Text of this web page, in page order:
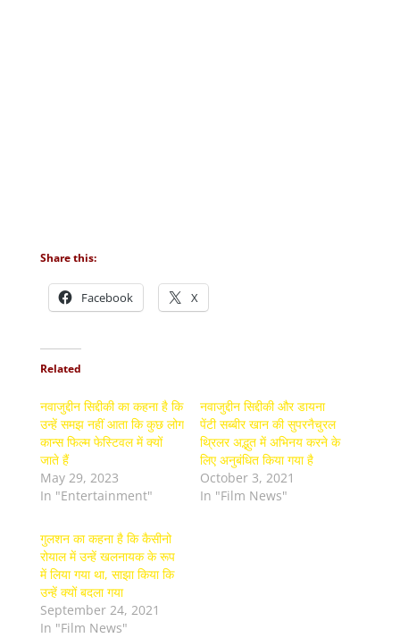
Share this:
Facebook X
Related
नवाजुद्दीन सिद्दीकी का कहना है कि
उन्हें समझ नहीं आता कि कुछ लोग
कान्स फिल्म फेस्टिवल में क्यों
जाते हैं
May 29, 2023
In "Entertainment"
नवाजुद्दीन सिद्दीकी और डायना
पेंटी सब्बीर खान की सुपरनैचुरल
थ्रिलर अद्भुत में अभिनय करने के
लिए अनुबंधित किया गया है
October 3, 2021
In "Film News"
गुलशन का कहना है कि कैसीनो
रोयाल में उन्हें खलनायक के रूप
में लिया गया था, साझा किया कि
उन्हें क्यों बदला गया
September 24, 2021
In "Film News"